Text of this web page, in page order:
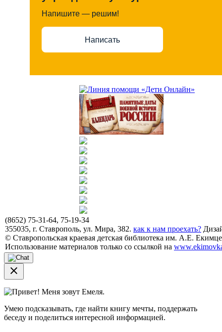
Напишите — решим!
Написать
(8652) 75-31-64, 75-19-34
355035, г. Ставрополь, ул. Мира, 382. как к нам проехать?
© Ставропольская краевая детская библиотека им. А.Е.
Использование материалов только со ссылкой на
close
Привет! Меня зовут Емеля.
Умею подсказывать, где найти книгу мечты, поддержать
беседу и поделиться интересной информацией.